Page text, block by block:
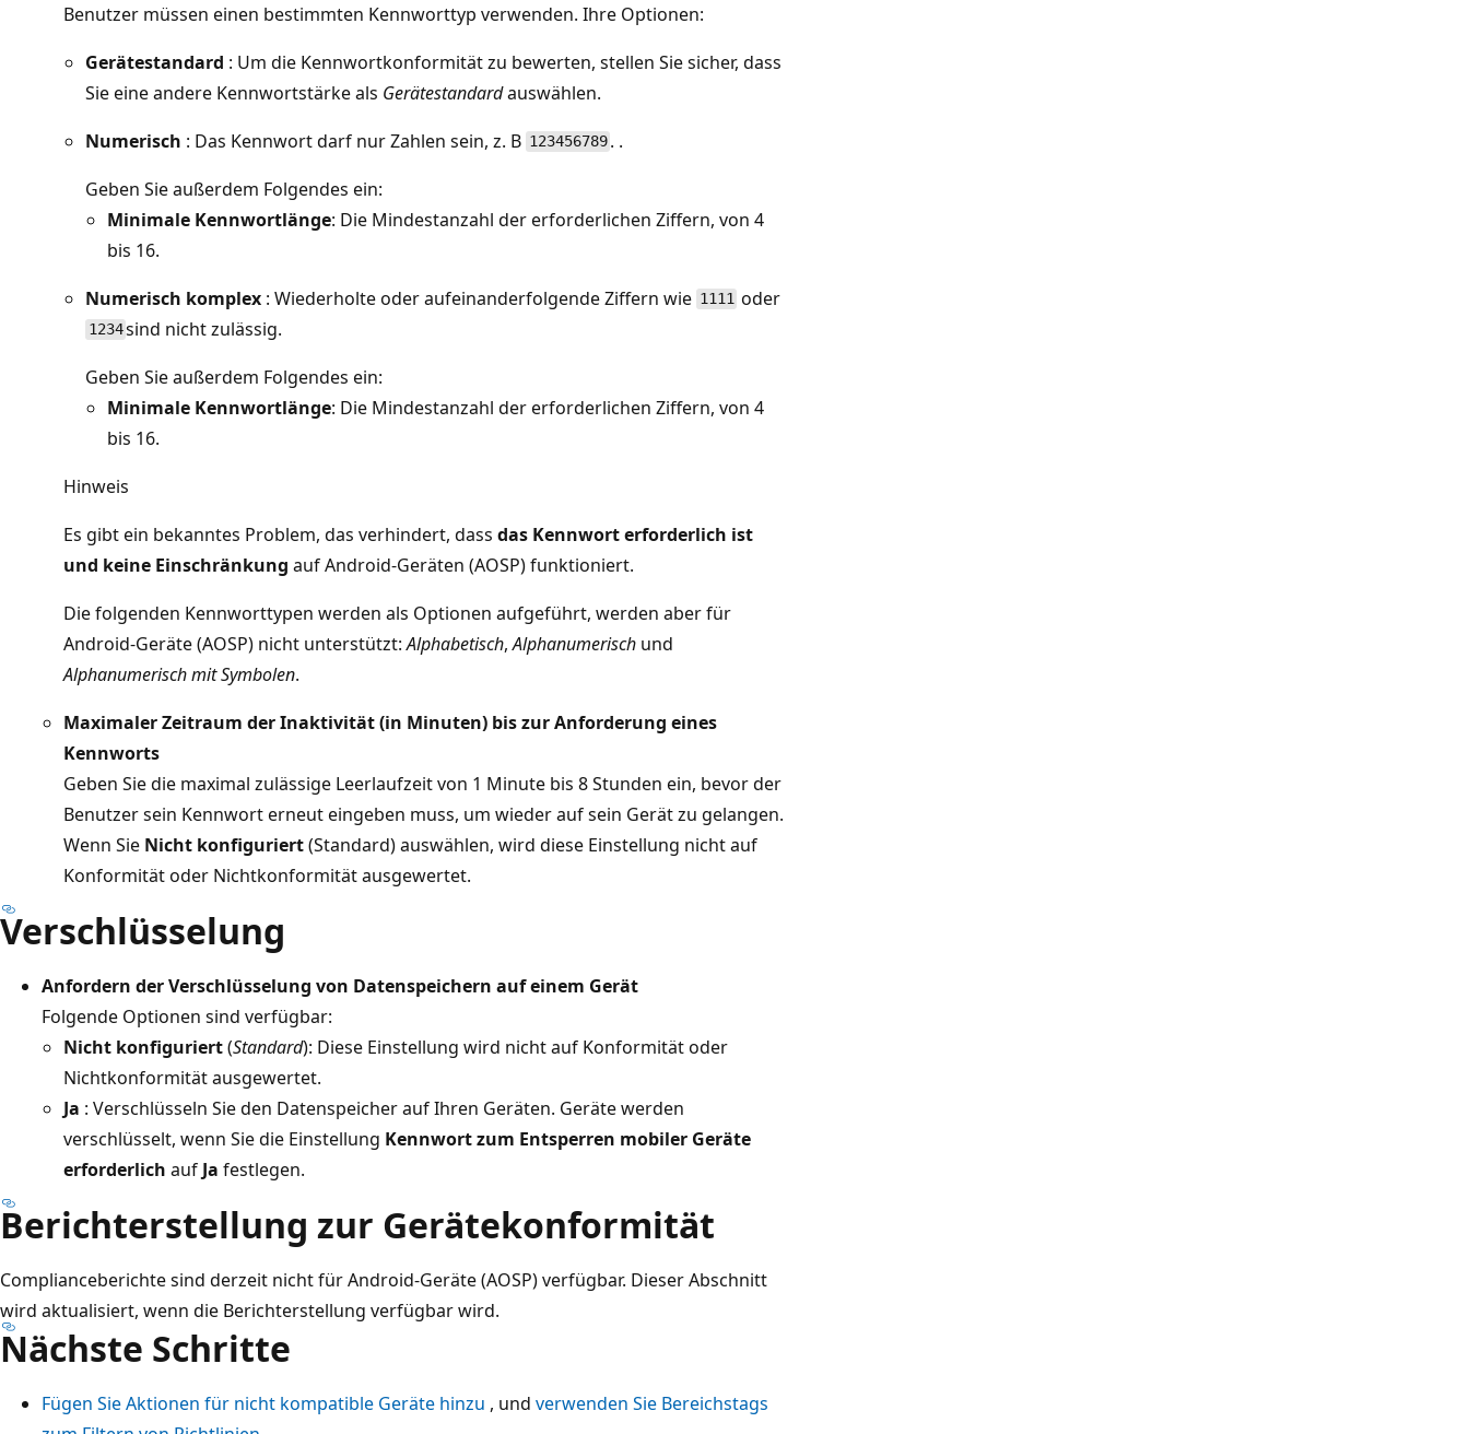
Benutzer müssen einen bestimmten Kennworttyp verwenden. Ihre Optionen:
Gerätestandard : Um die Kennwortkonformität zu bewerten, stellen Sie sicher, dass
Sie eine andere Kennwortstärke als Gerätestandardauswählen.
Numerisch : Das Kennwort darf nur Zahlen sein, z. B 123456789 . .
Geben Sie außerdem Folgendes ein:
Minimale Kennwortlänge: Die Mindestanzahl der erforderlichen Ziffern, von 4
bis 16.
Numerisch komplex : Wiederholte oder aufeinanderfolgende Ziffern wie 1111 oder
1234sind nicht zulässig.
Geben Sie außerdem Folgendes ein:
Minimale Kennwortlänge: Die Mindestanzahl der erforderlichen Ziffern, von 4
bis 16.
Hinweis
Es gibt ein bekanntes Problem, das verhindert, dass das Kennwort erforderlich ist
und keine Einschränkung auf Android-Geräten (AOSP) funktioniert.
Die folgenden Kennworttypen werden als Optionen aufgeführt, werden aber für
Android-Geräte (AOSP) nicht unterstützt:Alphabetisch,Alphanumerisch und
Alphanumerisch mit Symbolen.
Maximaler Zeitraum der Inaktivität (in Minuten) bis zur Anforderung eines
Kennworts
Geben Sie die maximal zulässige Leerlaufzeit von 1 Minute bis 8 Stunden ein, bevor der
Benutzer sein Kennwort erneut eingeben muss, um wieder auf sein Gerät zu gelangen.
Wenn Sie Nicht konfiguriert(Standard) auswählen, wird diese Einstellung nicht auf
Konformität oder Nichtkonformität ausgewertet.
Verschlüsselung
Anfordern der Verschlüsselung von Datenspeichern auf einem Gerät
Folgende Optionen sind verfügbar:
Nicht konfiguriert(Standard): Diese Einstellung wird nicht auf Konformität oder
Nichtkonformität ausgewertet.
Ja : Verschlüsseln Sie den Datenspeicher auf Ihren Geräten. Geräte werden
verschlüsselt, wenn Sie die Einstellung Kennwort zum Entsperren mobiler Geräte
erforderlich auf Ja festlegen.
Berichterstellung zur Gerätekonformität
Complianceberichte sind derzeit nicht für Android-Geräte (AOSP) verfügbar. Dieser Abschnitt
wird aktualisiert, wenn die Berichterstellung verfügbar wird.
Nächste Schritte
Fügen Sie Aktionen für nicht kompatible Geräte hinzu , und verwenden Sie Bereichstags